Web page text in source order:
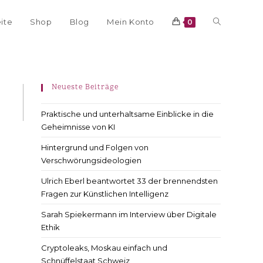
Shop Blog Mein Konto 0
Neueste Beiträge
Praktische und unterhaltsame Einblicke in die
Geheimnisse von KI
Hintergrund und Folgen von
Verschwörungsideologien
Ulrich Eberl beantwortet 33 der brennendsten
Fragen zur Künstlichen Intelligenz
Sarah Spiekermann im Interview über Digitale
Ethik
Cryptoleaks, Moskau einfach und
Schnüffelstaat Schweiz